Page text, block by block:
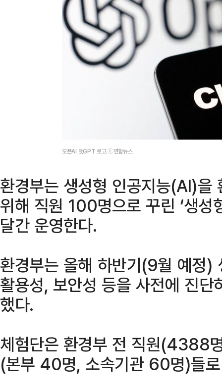
오픈AI 챗GPT 로고.ⓒ연합뉴스
환경부는 생성형 인공지능(AI)을
위해 직원 100명으로 꾸린 ‘생성
달간 운영한다.
환경부는 올해 하반기(9월 예정)
활용성, 보안성 등을 사전에 진
했다.
체험단은 환경부 전 직원(4388
(본부 40명, 소속기관 60명)들